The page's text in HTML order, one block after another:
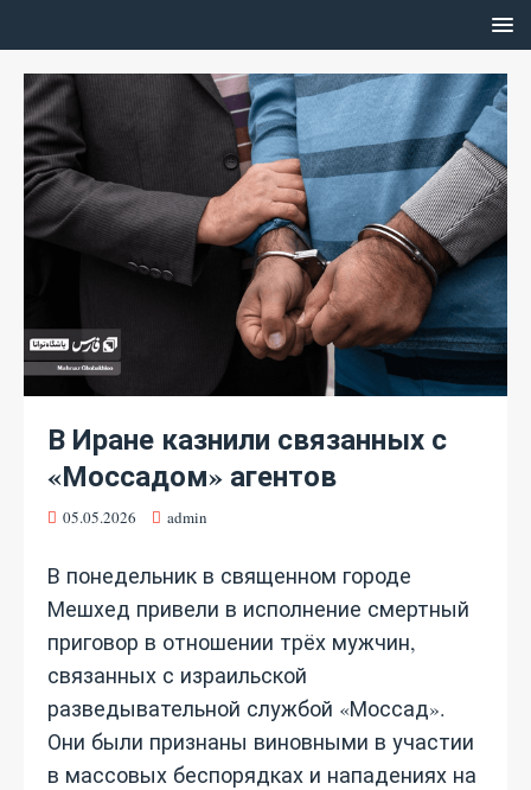
В Иране казнили связанных с
«Моссадом» агентов
05.05.2026 admin
В понедельник в священном городе
Мешхед привели в исполнение смертный
приговор в отношении трёх мужчин,
связанных с израильской
разведывательной службой «Моссад».
Они были признаны виновными в участии
в массовых беспорядках и нападениях на